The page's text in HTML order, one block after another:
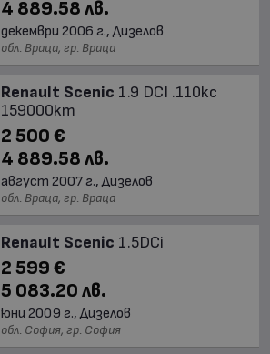
4 889.58 лв.
декември 2006 г., Дизелов
обл. Враца, гр. Враца
Renault Scenic 1.9 DCI .110kc
159000km
2 500 €
4 889.58 лв.
август 2007 г., Дизелов
обл. Враца, гр. Враца
Renault Scenic 1.5DCi
2 599 €
5 083.20 лв.
юни 2009 г., Дизелов
обл. София, гр. София